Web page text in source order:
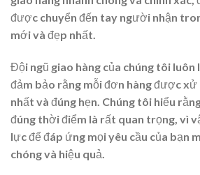
được chuyển đến tay người nhận
mới và đẹp nhất.
Đội ngũ giao hàng của chúng tôi luôn
đảm bảo rằng mỗi đơn hàng được xử
nhất và đúng hẹn. Chúng tôi hiểu
đúng thời điểm là rất quan trọng, vì
lực để đáp ứng mọi yêu cầu của bạn
chóng và hiệu quả.